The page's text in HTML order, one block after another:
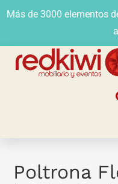
Más de 3000 elementos
Poltrona